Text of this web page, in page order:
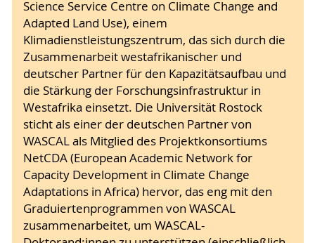
Science Service Centre on Climate Change and
Adapted Land Use), einem
Klimadienstleistungszentrum, das sich durch die
Zusammenarbeit westafrikanischer und
deutscher Partner für den Kapazitätsaufbau und
die Stärkung der Forschungsinfrastruktur in
Westafrika einsetzt. Die Universität Rostock
sticht als einer der deutschen Partner von
WASCAL als Mitglied des Projektkonsortiums
NetCDA (European Academic Network for
Capacity Development in Climate Change
Adaptations in Africa) hervor, das eng mit den
Graduiertenprogrammen von WASCAL
zusammenarbeitet, um WASCAL-